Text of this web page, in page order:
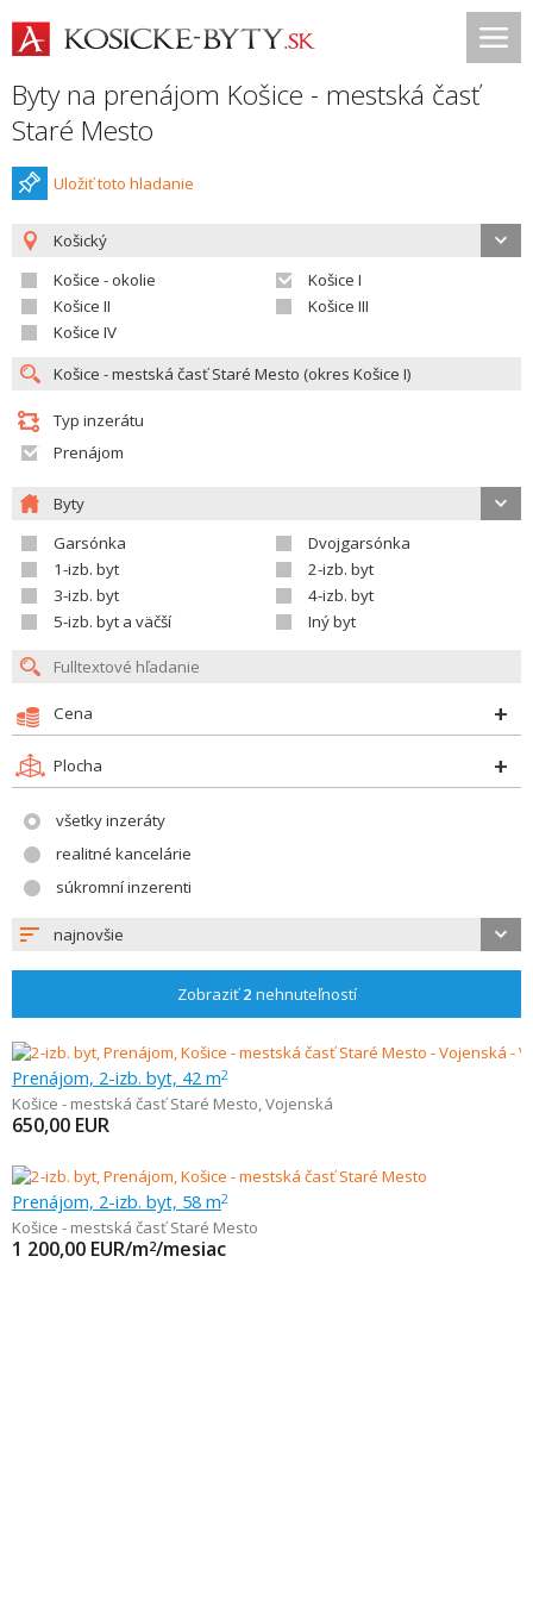
Byty na prenájom Košice - mestská časť
Staré Mesto
Uložiť toto hladanie
Košický
Košice - okolie
Košice I
Košice II
Košice III
Košice IV
Typ inzerátu
Prenájom
Byty
Garsónka
Dvojgarsónka
1-izb. byt
2-izb. byt
3-izb. byt
4-izb. byt
5-izb. byt a väčší
Iný byt
Cena
Plocha
všetky inzeráty
realitné kancelárie
súkromní inzerenti
najnovšie
Zobraziť2 nehnuteľností
Prenájom, 2-izb. byt, 42 m2
Košice - mestská časť Staré Mesto,Vojenská
650,00 EUR
Prenájom, 2-izb. byt, 58 m2
Košice - mestská časť Staré Mesto
1 200,00 EUR/m2/mesiac